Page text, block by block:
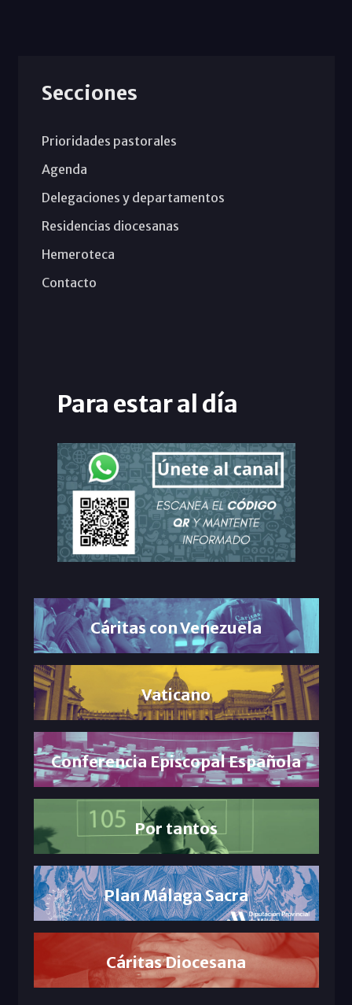
Secciones
Prioridades pastorales
Agenda
Delegaciones y departamentos
Residencias diocesanas
Hemeroteca
Contacto
Para estar al día
Cáritas con Venezuela
Vaticano
Conferencia Episcopal Española
Por tantos
Plan Málaga Sacra
Cáritas Diocesana